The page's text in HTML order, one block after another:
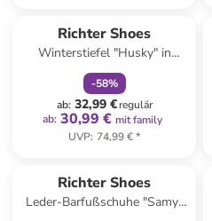
Richter Shoes
Winterstiefel "Husky" in
Dunkelblau
-58%
ab: 32,99 €regulär
ab: 30,99 € mit family
UVP: 74,99 €*
Richter Shoes
Leder-Barfußschuhe "Samy"